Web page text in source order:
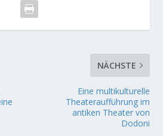
NÄCHSTE
Eine multikulturelle
Theateraufführung im
antiken Theater von
Dodoni